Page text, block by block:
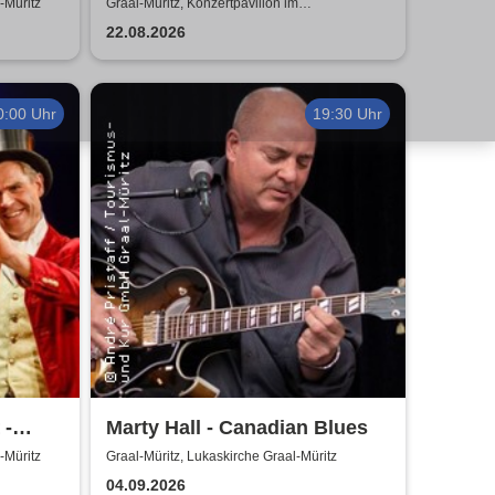
Müritz
Eitner & Friends
Graal-Müritz, Konzertpavillon im
Rhododendronpark Graal-Müritz
22.08.2026
Uhr
-
Müritz
19:30 Uhr
Marty Hall - Canadian Blues
Graal-Müritz, Lukaskirche Graal-Müritz
04.09.2026